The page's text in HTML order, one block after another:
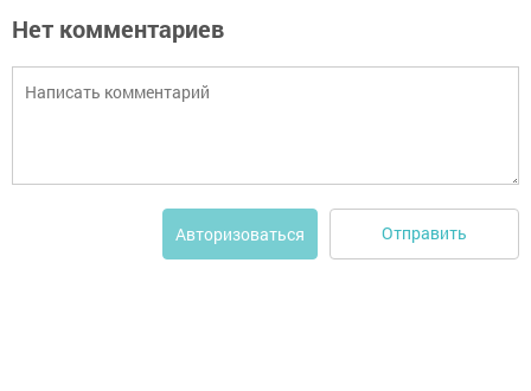
Нет комментариев
Авторизоваться Отправить